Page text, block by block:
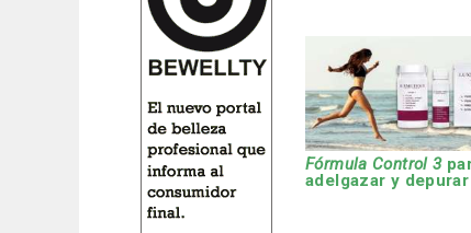
Fórmula Control 3
adelgazar y depurar